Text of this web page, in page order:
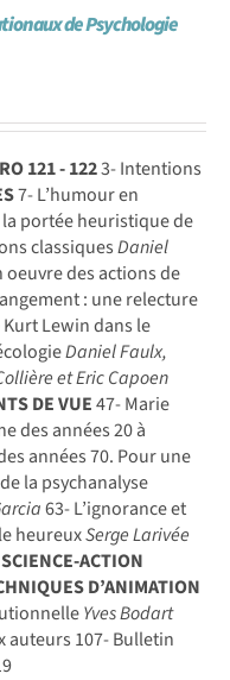
de Psychologie
121 - 1223- Intentions
7- L’humour en
portée heuristique de
classiquesDaniel
oeuvre des actions de
: une relecture
Lewin dans le
Daniel Faulx,
et Eric Capoen
DE VUE47- Marie
des années 20 à
années 70. Pour une
la psychanalyse
63- L’ignorance et
heureuxSerge Larivée
SCIENCE-ACTION
D’ANIMATION
Yves Bodart
auteurs 107- Bulletin